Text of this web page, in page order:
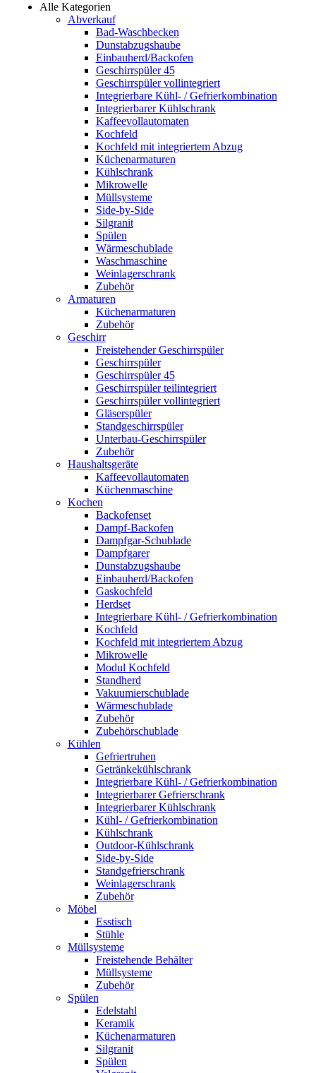
Alle Kategorien
Abverkauf
Bad-Waschbecken
Dunstabzugshaube
Einbauherd/Backofen
Geschirrspüler 45
Geschirrspüler vollintegriert
Integrierbare Kühl- / Gefrierkombination
Integrierbarer Kühlschrank
Kaffeevollautomaten
Kochfeld
Kochfeld mit integriertem Abzug
Küchenarmaturen
Kühlschrank
Mikrowelle
Müllsysteme
Side-by-Side
Silgranit
Spülen
Wärmeschublade
Waschmaschine
Weinlagerschrank
Zubehör
Armaturen
Küchenarmaturen
Zubehör
Geschirr
Freistehender Geschirrspüler
Geschirrspüler
Geschirrspüler 45
Geschirrspüler teilintegriert
Geschirrspüler vollintegriert
Gläserspüler
Standgeschirrspüler
Unterbau-Geschirrspüler
Zubehör
Haushaltsgeräte
Kaffeevollautomaten
Küchenmaschine
Kochen
Backofenset
Dampf-Backofen
Dampfgar-Schublade
Dampfgarer
Dunstabzugshaube
Einbauherd/Backofen
Gaskochfeld
Herdset
Integrierbare Kühl- / Gefrierkombination
Kochfeld
Kochfeld mit integriertem Abzug
Mikrowelle
Modul Kochfeld
Standherd
Vakuumierschublade
Wärmeschublade
Zubehör
Zubehörschublade
Kühlen
Gefriertruhen
Getränkekühlschrank
Integrierbare Kühl- / Gefrierkombination
Integrierbarer Gefrierschrank
Integrierbarer Kühlschrank
Kühl- / Gefrierkombination
Kühlschrank
Outdoor-Kühlschrank
Side-by-Side
Standgefrierschrank
Weinlagerschrank
Zubehör
Möbel
Esstisch
Stühle
Müllsysteme
Freistehende Behälter
Müllsysteme
Zubehör
Spülen
Edelstahl
Keramik
Küchenarmaturen
Silgranit
Spülen